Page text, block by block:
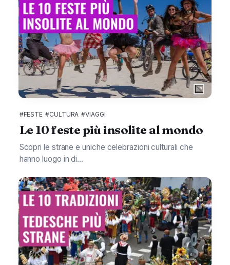
#FESTE #CULTURA #VIAGGI
Le 10 feste più insolite al mondo
Scopri le strane e uniche celebrazioni culturali che
hanno luogo in di...